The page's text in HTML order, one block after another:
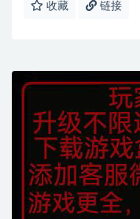
收藏 链接